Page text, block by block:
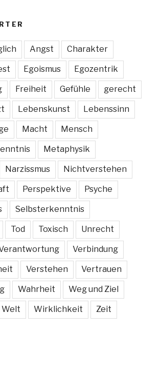
Angst Charakter
Egoismus Egozentrik
Freiheit Gefühle gerecht
Lebenskunst Lebenssinn
Macht Mensch
Metaphysik
Narzissmus Nichtverstehen
Perspektive Psyche
Selbsterkenntnis
Tod Toxisch Unrecht
Verbindung
Verstehen Vertrauen
Wahrheit Weg und Ziel
Welt Wirklichkeit Zeit